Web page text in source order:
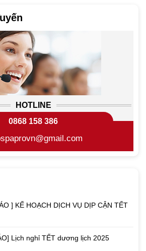
HOTLINE
0868 158 386
] KẾ HOẠCH DỊCH VỤ DỊP CẬN TẾT
Lịch nghỉ TẾT dương lịch 2025